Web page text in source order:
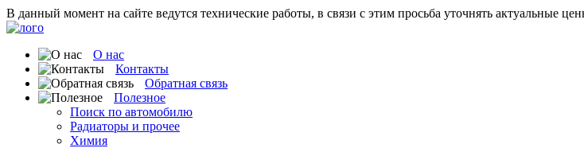
В данный момент на сайте ведутся технические работы, в связи с этим просьба уточнять актуальные
О нас
Контакты
Обратная связь
Полезное
Поиск по автомобилю
Радиаторы и прочее
Химия